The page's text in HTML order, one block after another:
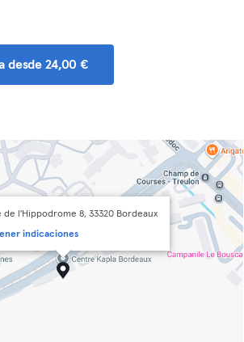
desde 24,00 €
de l'Hippodrome 8, 33320 Bordeaux
indicaciones